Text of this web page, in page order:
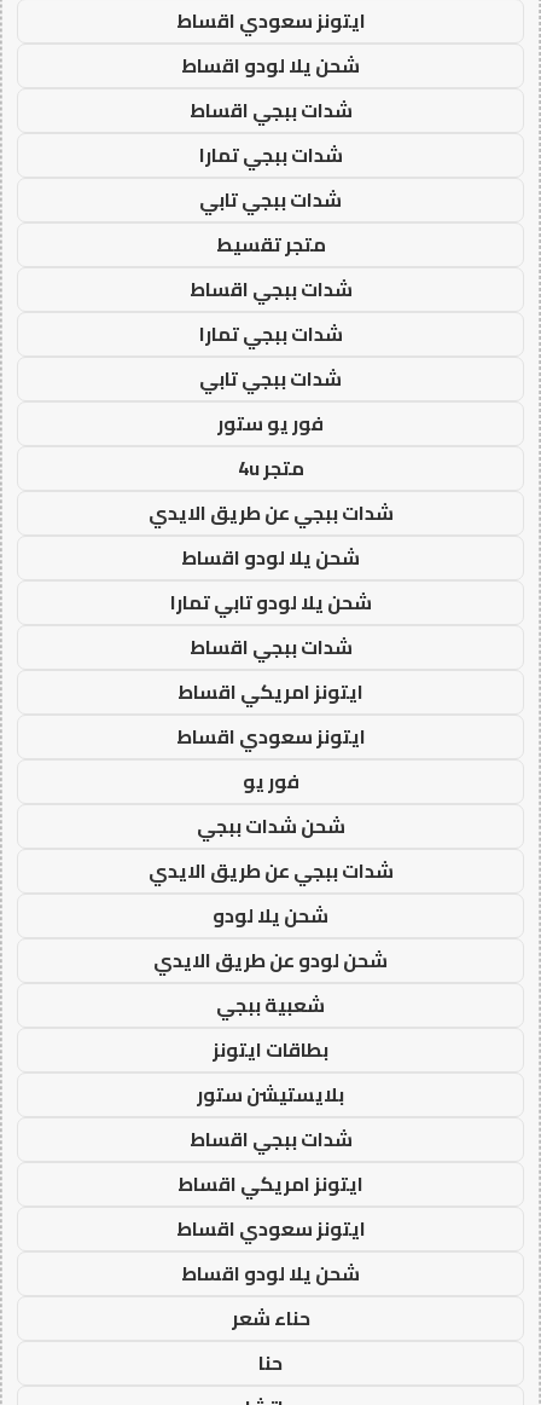
ايتونز سعودي اقساط
شحن يلا لودو اقساط
شدات ببجي اقساط
شدات ببجي تمارا
شدات ببجي تابي
متجر تقسيط
شدات ببجي اقساط
شدات ببجي تمارا
شدات ببجي تابي
فور يو ستور
متجر 4u
شدات ببجي عن طريق الايدي
شحن يلا لودو اقساط
شحن يلا لودو تابي تمارا
شدات ببجي اقساط
ايتونز امريكي اقساط
ايتونز سعودي اقساط
فور يو
شحن شدات ببجي
شدات ببجي عن طريق الايدي
شحن يلا لودو
شحن لودو عن طريق الايدي
شعبية ببجي
بطاقات ايتونز
بلايستيشن ستور
شدات ببجي اقساط
ايتونز امريكي اقساط
ايتونز سعودي اقساط
شحن يلا لودو اقساط
حناء شعر
حنا